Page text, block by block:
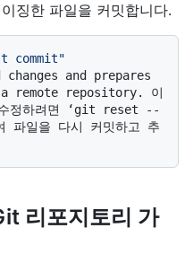
징한 파일을 커밋합니다.
commit"
and prepares
remote repository. 이
수정하려면 ‘git reset --
파일을 다시 커밋하고 추
리포지토리 가